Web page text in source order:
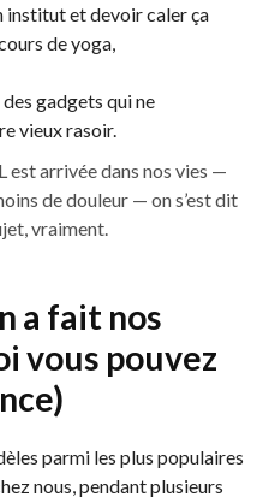
institut et devoir caler ça
de yoga,
gadgets qui ne
vieux rasoir.
est arrivée dans nos vies —
de douleur — on s’est dit
vraiment.
a fait nos
vous pouvez
parmi les plus populaires
nous, pendant plusieurs